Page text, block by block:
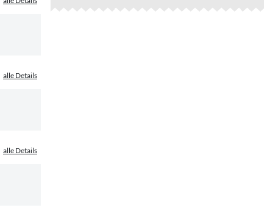
alle Details
alle Details